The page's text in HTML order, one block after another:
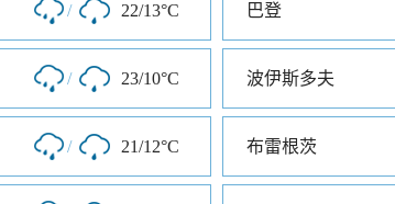
/ 22/13°C 巴登
/ 23/10°C 波伊斯多夫
/ 21/12°C 布雷根茨